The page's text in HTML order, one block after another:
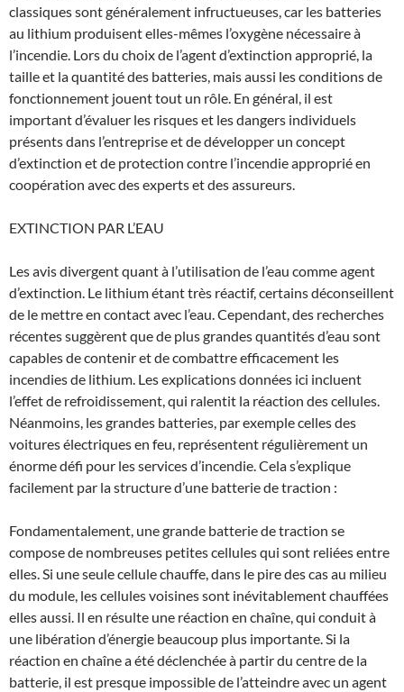
classiques sont généralement infructueuses, car les batteries
au lithium produisent elles-mêmes l’oxygène nécessaire à
l’incendie. Lors du choix de l’agent d’extinction approprié, la
taille et la quantité des batteries, mais aussi les conditions de
fonctionnement jouent tout un rôle. En général, il est
important d’évaluer les risques et les dangers individuels
présents dans l’entreprise et de développer un concept
d’extinction et de protection contre l’incendie approprié en
coopération avec des experts et des assureurs.
EXTINCTION PAR L’EAU
Les avis divergent quant à l’utilisation de l’eau comme agent
d’extinction. Le lithium étant très réactif, certains déconseillent
de le mettre en contact avec l’eau. Cependant, des recherches
récentes suggèrent que de plus grandes quantités d’eau sont
capables de contenir et de combattre efficacement les
incendies de lithium. Les explications données ici incluent
l’effet de refroidissement, qui ralentit la réaction des cellules.
Néanmoins, les grandes batteries, par exemple celles des
voitures électriques en feu, représentent régulièrement un
énorme défi pour les services d’incendie. Cela s’explique
facilement par la structure d’une batterie de traction :
Fondamentalement, une grande batterie de traction se
compose de nombreuses petites cellules qui sont reliées entre
elles. Si une seule cellule chauffe, dans le pire des cas au milieu
du module, les cellules voisines sont inévitablement chauffées
elles aussi. Il en résulte une réaction en chaîne, qui conduit à
une libération d’énergie beaucoup plus importante. Si la
réaction en chaîne a été déclenchée à partir du centre de la
batterie, il est presque impossible de l’atteindre avec un agent